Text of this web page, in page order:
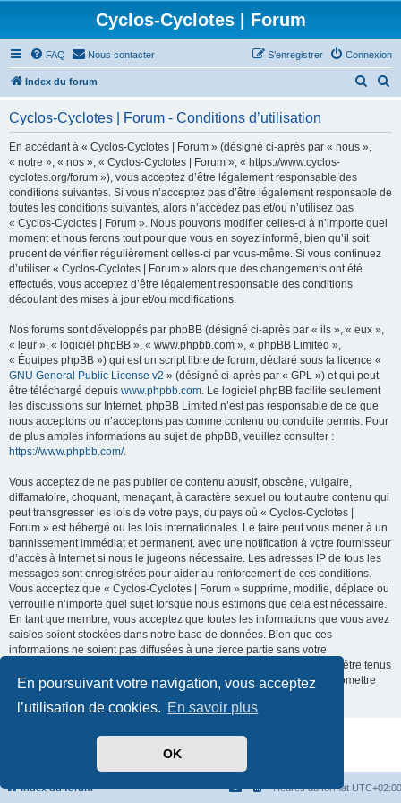
En poursuivant votre navigation, vous acceptez
l’utilisation de cookies. En savoir plus
OK
Cyclos-Cyclotes | Forum
FAQ Nous contacter Connexion
S’enregistrer
Index du forum
r
h
e
Cyclos-Cyclotes | Forum - Conditions d’utilisation
En accédant à « Cyclos-Cyclotes | Forum » (désigné ci-après par « nous »,
« notre », « nos », « Cyclos-Cyclotes | Forum », « https://www.cyclos-
cyclotes.org/forum »), vous acceptez d’être légalement responsable des
conditions suivantes. Si vous n’acceptez pas d’être légalement responsable de
toutes les conditions suivantes, alors n’accédez pas et/ou n’utilisez pas
« Cyclos-Cyclotes | Forum ». Nous pouvons modifier celles-ci à n’importe quel
moment et nous ferons tout pour que vous en soyez informé, bien qu’il soit
prudent de vérifier régulièrement celles-ci par vous-même. Si vous continuez
d’utiliser « Cyclos-Cyclotes | Forum » alors que des changements ont été
effectués, vous acceptez d’être légalement responsable des conditions
découlant des mises à jour et/ou modifications.
Nos forums sont développés par phpBB (désigné ci-après par « ils », « eux »,
« leur », « logiciel phpBB », « www.phpbb.com », « phpBB Limited »,
« Équipes phpBB ») qui est un script libre de forum, déclaré sous la licence «
GNU General Public License v2 » (désigné ci-après par « GPL ») et qui peut
être téléchargé depuis www.phpbb.com. Le logiciel phpBB facilite seulement
les discussions sur Internet. phpBB Limited n’est pas responsable de ce que
nous acceptons ou n’acceptons pas comme contenu ou conduite permis. Pour
de plus amples informations au sujet de phpBB, veuillez consulter :
https://www.phpbb.com/.
Vous acceptez de ne pas publier de contenu abusif, obscène, vulgaire,
diffamatoire, choquant, menaçant, à caractère sexuel ou tout autre contenu qui
peut transgresser les lois de votre pays, du pays où « Cyclos-Cyclotes |
Forum » est hébergé ou les lois internationales. Le faire peut vous mener à un
bannissement immédiat et permanent, avec une notification à votre fournisseur
d’accès à Internet si nous le jugeons nécessaire. Les adresses IP de tous les
messages sont enregistrées pour aider au renforcement de ces conditions.
Vous acceptez que « Cyclos-Cyclotes | Forum » supprime, modifie, déplace ou
verrouille n’importe quel sujet lorsque nous estimons que cela est nécessaire.
En tant que membre, vous acceptez que toutes les informations que vous avez
saisies soient stockées dans notre base de données. Bien que ces
informations ne soient pas diffusées à une tierce partie sans votre
consentement, ni « Cyclos-Cyclotes | Forum », ni phpBB ne pourront être tenus
comme responsables en cas de tentative de piratage visant à compromettre
Index du forum Heures au format UTC+02:00
Développé parphpBB® Forum Software © phpBB Limited
Traduit par
Confidentialité|Conditions